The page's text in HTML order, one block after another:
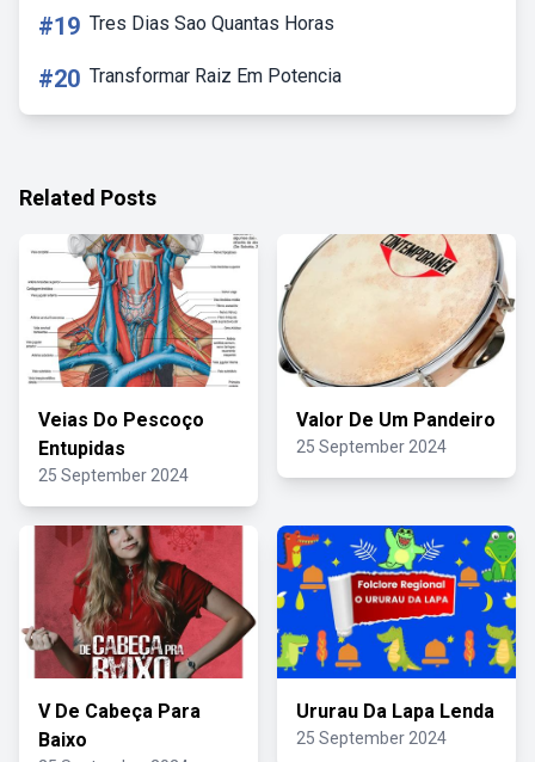
#19 Tres Dias Sao Quantas Horas
#20 Transformar Raiz Em Potencia
Related Posts
Veias Do Pescoço
Entupidas
25 September 2024
Valor De Um Pandeiro
25 September 2024
V De Cabeça Para
Baixo
Ururau Da Lapa Lenda
25 September 2024